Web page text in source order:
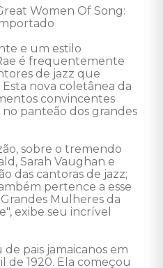
Women Of Song:
e um estilo
é frequentemente
de jazz que
nova coletânea da
convincentes
panteão dos grandes
sobre o tremendo
Sarah Vaughan e
das cantoras de jazz;
pertence a esse
Mulheres da
exibe seu incrível
pais jamaicanos em
de 1920. Ela começou